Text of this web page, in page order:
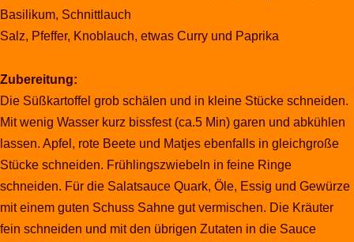
Basilikum, Schnittlauch
Salz, Pfeffer, Knoblauch, etwas Curry und Paprika
Zubereitung:
Die Süßkartoffel grob schälen und in kleine Stücke schneiden.
Mit wenig Wasser kurz bissfest (ca.5 Min) garen und abkühlen
lassen. Apfel, rote Beete und Matjes ebenfalls in gleichgroße
Stücke schneiden. Frühlingszwiebeln in feine Ringe
schneiden. Für die Salatsauce Quark, Öle, Essig und Gewürze
mit einem guten Schuss Sahne gut vermischen. Die Kräuter
fein schneiden und mit den übrigen Zutaten in die Sauce